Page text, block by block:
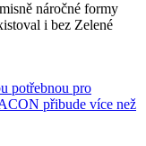
náročné formy
i bez Zelené